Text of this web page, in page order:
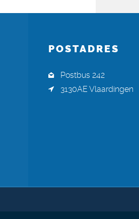
POSTADRES
Postbus 242
3130AE Vlaardingen